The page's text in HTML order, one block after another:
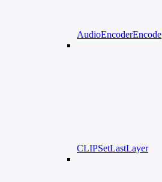
AudioEncoderEncode
CLIPSetLastLayer